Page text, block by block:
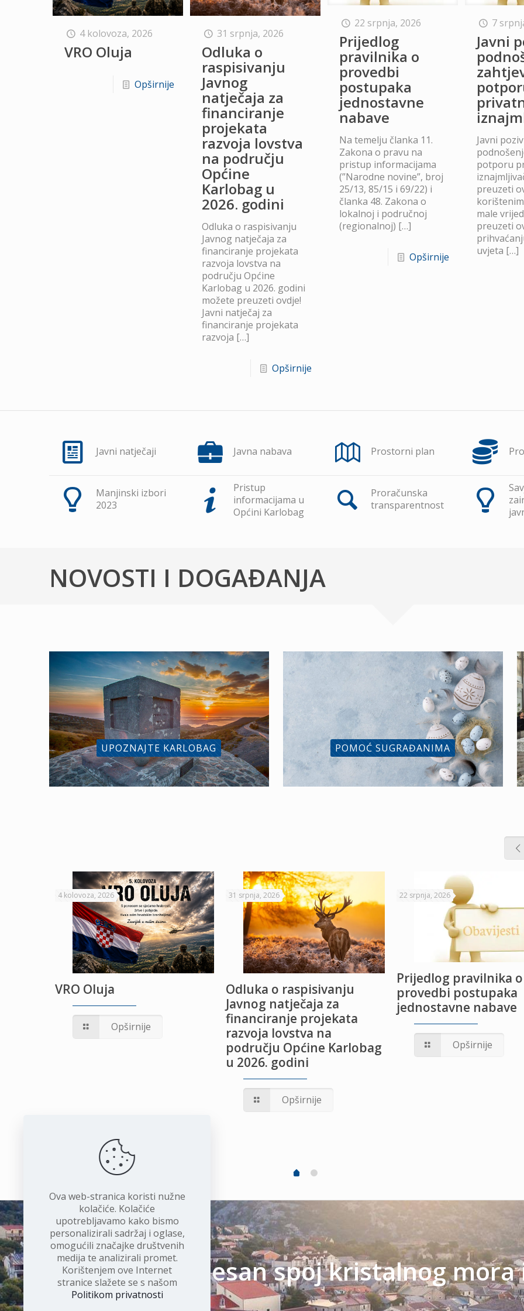
4 kolovoza, 2026
VRO Oluja
Opširnije
31 srpnja, 2026
Odluka o
raspisivanju
Javnog
natječaja za
financiranje
projekata
razvoja lovstva
na području
Općine
Karlobag u
2026. godini
Odluka o raspisivanju
Javnog natječaja za
financiranje projekata
razvoja lovstva na
području Općine
Karlobag u 2026. godini
možete preuzeti ovdje!
Javni natječaj za
financiranje projekata
razvoja […]
Opširnije
22 srpnja, 2026
Prijedlog
pravilnika o
provedbi
postupaka
jednostavne
nabave
Na temelju članka 11.
Zakona o pravu na
pristup informacijama
(”Narodne novine”, broj
25/13, 85/15 i 69/22) i
članka 48. Zakona o
lokalnoj i područnoj
(regionalnoj) […]
Opširnije
7
Javni
Javni
potporu
preuzeti
male
preuzeti
uvjeta […]
Javni natječaji Javna nabava Prostorni plan
Manjinski izbori
2023
Pristup
informacijama u
Općini Karlobag
Proračunska
transparentnost
NOVOSTI I DOGAĐANJA
UPOZNAJTE KARLOBAG POMOĆ SUGRAĐANIMA
4 kolovoza, 2026
VRO Oluja
Opširnije
31 srpnja, 2026
Odluka o raspisivanju
Javnog natječaja za
financiranje projekata
razvoja lovstva na
području Općine Karlobag
u 2026. godini
Opširnije
22 srpnja, 2026
Prijedlog pravilnika o
provedbi postupaka
jednostavne nabave
Opširnije
Čudesan spoj kristalnog
Ova web-stranica koristi nužne
kolačiće. Kolačiće
upotrebljavamo kako bismo
personalizirali sadržaj i oglase,
omogućili značajke društvenih
medija te analizirali promet.
Korištenjem ove Internet
stranice slažete se s našom
Politikom privatnosti